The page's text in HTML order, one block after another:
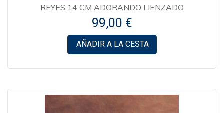
REYES 14 CM ADORANDO LIENZADO
99,00 €
AÑADIR A LA CESTA